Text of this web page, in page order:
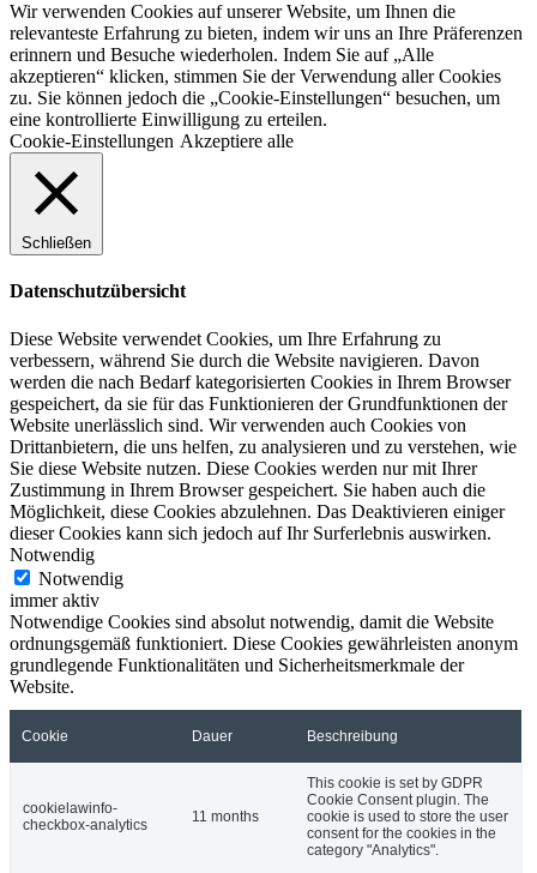
Wir verwenden Cookies auf unserer Website, um Ihnen die
relevanteste Erfahrung zu bieten, indem wir uns an Ihre Präferenzen
erinnern und Besuche wiederholen. Indem Sie auf „Alle
akzeptieren“ klicken, stimmen Sie der Verwendung aller Cookies
zu. Sie können jedoch die „Cookie-Einstellungen“ besuchen, um
eine kontrollierte Einwilligung zu erteilen.
Cookie-Einstellungen Akzeptiere alle
Schließen
Datenschutzübersicht
Diese Website verwendet Cookies, um Ihre Erfahrung zu
verbessern, während Sie durch die Website navigieren. Davon
werden die nach Bedarf kategorisierten Cookies in Ihrem Browser
gespeichert, da sie für das Funktionieren der Grundfunktionen der
Website unerlässlich sind. Wir verwenden auch Cookies von
Drittanbietern, die uns helfen, zu analysieren und zu verstehen, wie
Sie diese Website nutzen. Diese Cookies werden nur mit Ihrer
Zustimmung in Ihrem Browser gespeichert. Sie haben auch die
Möglichkeit, diese Cookies abzulehnen. Das Deaktivieren einiger
dieser Cookies kann sich jedoch auf Ihr Surferlebnis auswirken.
Notwendig
Notwendig
immer aktiv
Notwendige Cookies sind absolut notwendig, damit die Website
ordnungsgemäß funktioniert. Diese Cookies gewährleisten anonym
grundlegende Funktionalitäten und Sicherheitsmerkmale der
Website.
Cookie Dauer Beschreibung
cookielawinfo-
checkbox-analytics
11 months
This cookie is set by GDPR
Cookie Consent plugin. The
cookie is used to store the user
consent for the cookies in the
category "Analytics".